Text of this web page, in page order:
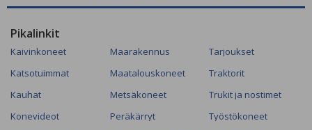
Pikalinkit
Kaivinkoneet
Katsotuimmat
Kauhat
Konevideot
Maarakennus
Maatalouskoneet
Metsäkoneet
Peräkärryt
Tarjoukset
Traktorit
Trukit ja nostimet
Työstökoneet